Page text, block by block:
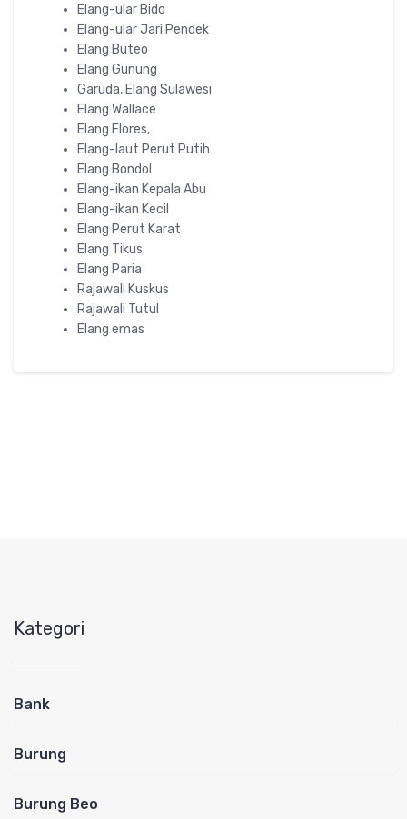
Elang-ular Bido
Elang-ular Jari Pendek
Elang Buteo
Elang Gunung
Garuda, Elang Sulawesi
Elang Wallace
Elang Flores,
Elang-laut Perut Putih
Elang Bondol
Elang-ikan Kepala Abu
Elang-ikan Kecil
Elang Perut Karat
Elang Tikus
Elang Paria
Rajawali Kuskus
Rajawali Tutul
Elang emas
Kategori
Bank
Burung
Burung Beo